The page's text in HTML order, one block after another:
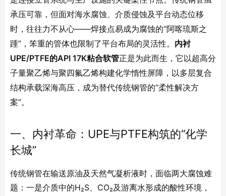
承压可靠，但面对海水腐蚀、介质侵蚀及平台动态位移
时，往往力不从心——焊接点易成为腐蚀的“阿喀琉斯之
踵”，笨重的管体也限制了平台布局的灵活性。 内衬
UPE/PTFE的API 17K粘合软管正是为此而生，它以超高分
子量聚乙烯与聚四氟乙烯构建化学惰性屏障，以多层复合
结构承载深海高压，成为替代传统钢管的“柔性解决方
案”。
一、内衬革命：UPE与PTFE构筑的“化学
长城”
传统钢管在输送原油及天然气凝析液时，面临两大腐蚀难
题：一是介质中的H₂S、CO₂及游离水形成的酸性环境，